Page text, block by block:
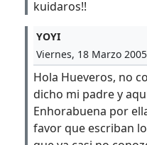
kuidaros!!
YOYI
Viernes, 18 Marzo
Hola Hueveros, no
dicho mi padre y
Enhorabuena por
favor que escriban